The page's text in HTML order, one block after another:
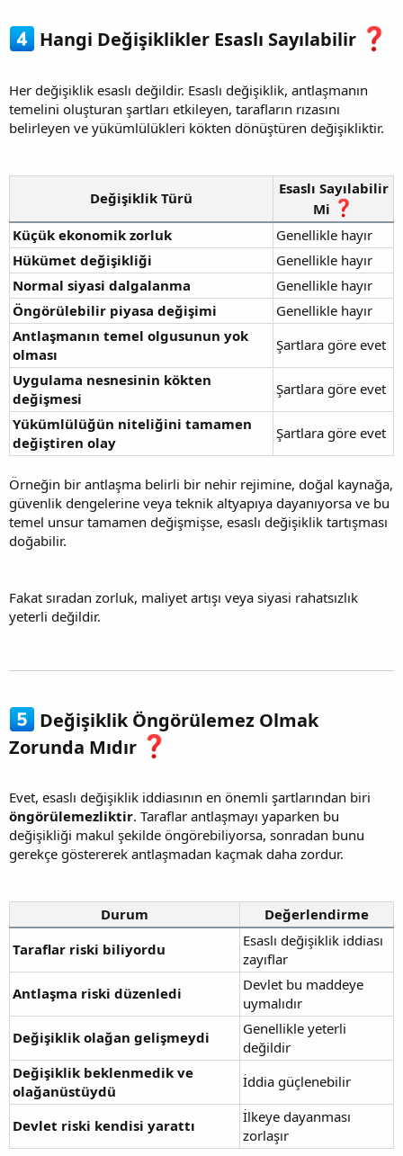
Hangi Değişiklikler Esaslı Sayılabilir
Her değişiklik esaslı değildir. Esaslı değişiklik, antlaşmanın
temelini oluşturan şartları etkileyen, tarafların rızasını
belirleyen ve yükümlülükleri kökten dönüştüren değişikliktir.
Değişiklik Türü
Esaslı Sayılabilir
Mi
Küçük ekonomik zorluk
Genellikle hayır
Hükümet değişikliği
Genellikle hayır
Normal siyasi dalgalanma
Genellikle hayır
Öngörülebilir piyasa değişimi
Genellikle hayır
Antlaşmanın temel olgusunun yok
olması
Şartlara göre evet
Uygulama nesnesinin kökten
değişmesi
Şartlara göre evet
Yükümlülüğün niteliğini tamamen
değiştiren olay
Şartlara göre evet
Örneğin bir antlaşma belirli bir nehir rejimine, doğal kaynağa,
güvenlik dengelerine veya teknik altyapıya dayanıyorsa ve bu
temel unsur tamamen değişmişse, esaslı değişiklik tartışması
doğabilir.
Fakat sıradan zorluk, maliyet artışı veya siyasi rahatsızlık
yeterli değildir.
Değişiklik Öngörülemez Olmak
Zorunda Mıdır
Evet, esaslı değişiklik iddiasının en önemli şartlarından biri
öngörülemezliktir. Taraflar antlaşmayı yaparken bu
değişikliği makul şekilde öngörebiliyorsa, sonradan bunu
gerekçe göstererek antlaşmadan kaçmak daha zordur.
Durum
Değerlendirme
Taraflar riski biliyordu
Esaslı değişiklik iddiası
zayıflar
Antlaşma riski düzenledi
Devlet bu maddeye
uymalıdır
Değişiklik olağan gelişmeydi
Genellikle yeterli
değildir
Değişiklik beklenmedik ve
olağanüstüydü
İddia güçlenebilir
Devlet riski kendisi yarattı
İlkeye dayanması
zorlaşır